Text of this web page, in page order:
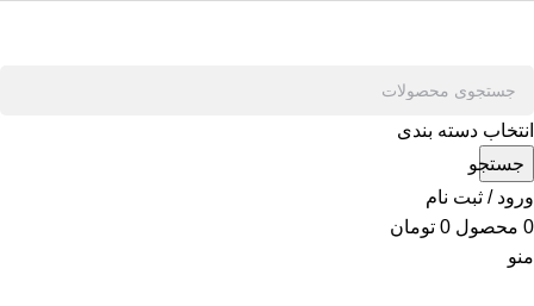
انتخاب دسته بندی
جستجو
ورود / ثبت نام
0 محصول 0 تومان
منو